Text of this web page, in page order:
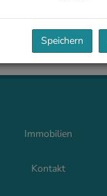
Immobilien
Kontakt
Speichern